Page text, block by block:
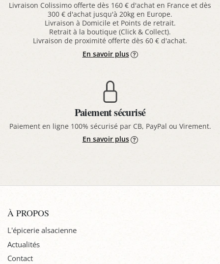
Livraison Colissimo offerte dès 160 € d'achat en France et dès
300 € d'achat jusqu'à 20kg en Europe.
Livraison à Domicile et Points de retrait.
Retrait à la boutique (Click & Collect).
Livraison de proximité offerte dès 60 € d'achat.
En savoir plus
Paiement sécurisé
Paiement en ligne 100% sécurisé par CB, PayPal ou Virement.
En savoir plus
À PROPOS
L'épicerie alsacienne
Actualités
Contact